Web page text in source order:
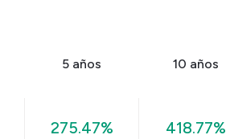
5 años 10 años
275.47% 418.77%